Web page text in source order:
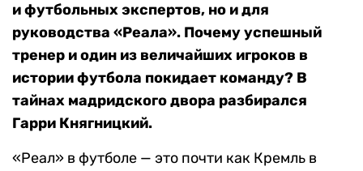
и футбольных экспертов, но и для
руководства «Реала». Почему успешный
тренер и один из величайших игроков в
истории футбола покидает команду? В
тайнах мадридского двора разбирался
Гарри Княгницкий.
«Реал» в футболе — это почти как Кремль в